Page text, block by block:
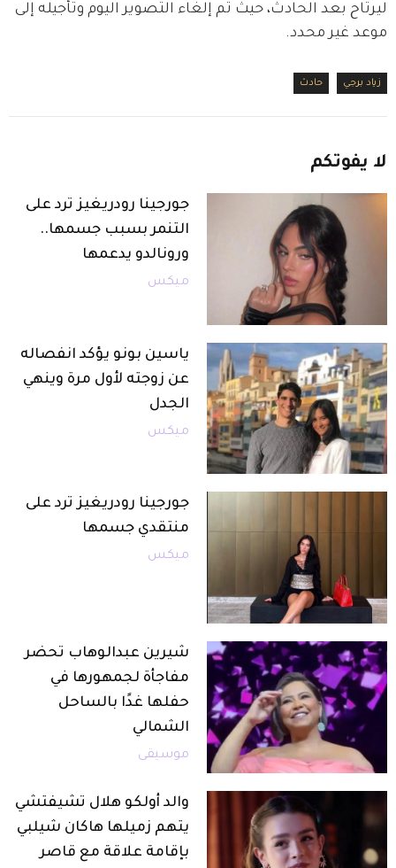
ليرتاح بعد الحادث، حيث تم إلغاء التصوير اليوم وتأجيله إلى
موعد غير محدد.
زياد برجي حادث
لا يفوتكم
جورجينا رودريغيز ترد على
التنمر بسبب جسمها..
ورونالدو يدعمها
ميكس
ياسين بونو يؤكد انفصاله
عن زوجته لأول مرة وينهي
الجدل
ميكس
جورجينا رودريغيز ترد على
منتقدي جسمها
ميكس
شيرين عبدالوهاب تحضر
مفاجأة لجمهورها في
حفلها غدًا بالساحل
الشمالي
موسيقى
والد أولكو هلال تشيفتشي
يتهم زميلها هاكان شيلبي
بإقامة علاقة مع قاصر